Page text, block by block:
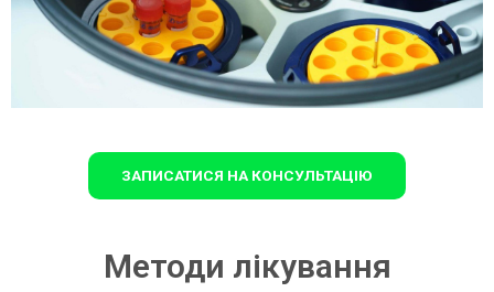
ЗАПИСАТИСЯ НА КОНСУЛЬТАЦІЮ
Методи лікування